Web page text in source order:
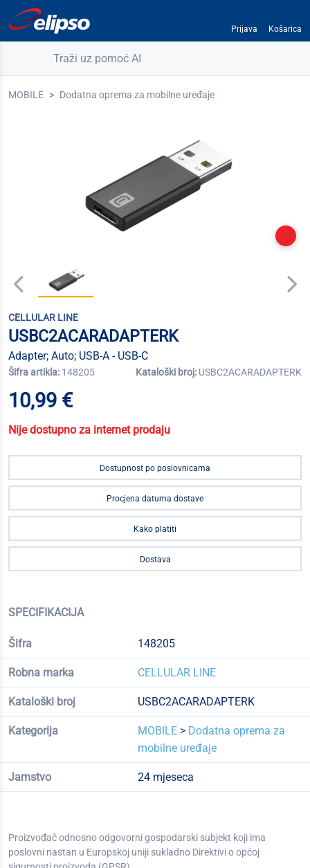
Prijava Košarica
Traži uz pomoć AI
MOBILE Dodatna oprema za mobilne uređaje
CELLULAR LINE
USBC2ACARADAPTERK
Adapter; Auto; USB-A - USB-C
Šifra artikla: 148205 Kataloški broj: USBC2ACARADAPTERK
10,99 €
Nije dostupno za internet prodaju
Dostupnost po poslovnicama
Procjena datuma dostave
Kako platiti
Dostava
SPECIFIKACIJA
Šifra 148205
Robna marka CELLULAR LINE
Kataloški broj USBC2ACARADAPTERK
Kategorija MOBILE> Dodatna oprema za
mobilne uređaje
Jamstvo 24 mjeseca
Proizvođač odnosno odgovorni gospodarski subjekt koji ima
poslovni nastan u Europskoj uniji sukladno Direktivi o općoj